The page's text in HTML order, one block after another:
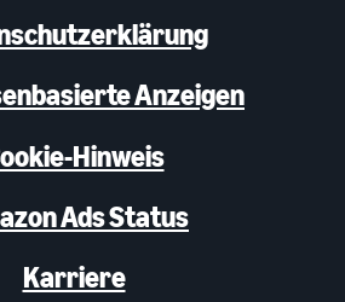
Anzeigen
Hinweis
Ads Status
Karriere